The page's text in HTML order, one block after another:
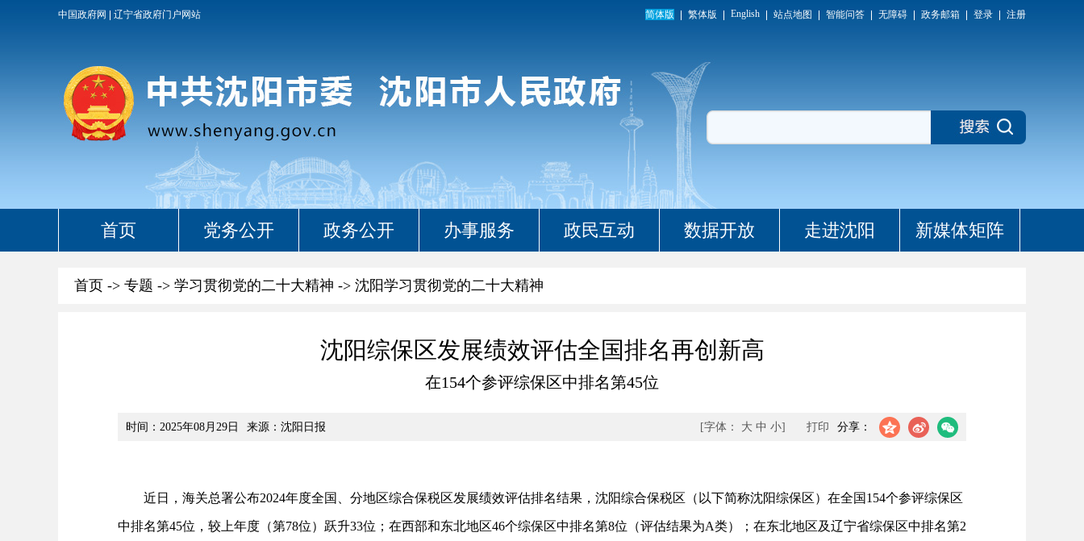
中国政府网 辽宁省政府门户网站 简体版 繁体版 English 站点地图 智能问答 无障碍 政务邮箱 登录 注册
首页 党务公开 政务公开 办事服务 政民互动 数据开放 走进沈阳 新媒体矩阵
首页 -> 专题 -> 学习贯彻党的二十大精神 -> 沈阳学习贯彻党的二十大精神
沈阳综保区发展绩效评估全国排名再创新高
在154个参评综保区中排名第45位
时间：2025年08月29日 来源：沈阳日报 分享：
[字体： 大 中 小] 打印
近日，海关总署公布2024年度全国、分地区综合保税区发展绩效评估排名结果，沈阳综合保税区（以下简称沈阳综保区）在全国154个参评综保区
中排名第45位，较上年度（第78位）跃升33位；在西部和东北地区46个综保区中排名第8位（评估结果为A类）；在东北地区及辽宁省综保区中排名第2